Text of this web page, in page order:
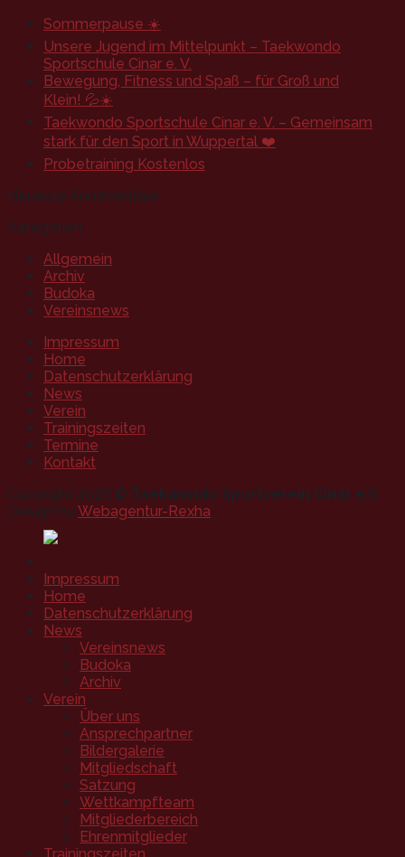
Sommerpause ☀️
Unsere Jugend im Mittelpunkt – Taekwondo
Sportschule Cinar e. V.
Bewegung, Fitness und Spaß – für Groß und
Klein! 💦☀️
Taekwondo Sportschule Cinar e. V. – Gemeinsam
stark für den Sport in Wuppertal ❤️
Probetraining Kostenlos
Neueste Kommentare
Kategorien
Allgemein
Archiv
Budoka
Vereinsnews
Impressum
Home
Datenschutzerklärung
News
Verein
Trainingszeiten
Termine
Kontakt
Copyright 2026 © Taekwondo Sportverein Cinar e.V.
Design byWebagentur-Rexha
Impressum
Home
Datenschutzerklärung
News
Vereinsnews
Budoka
Archiv
Verein
Über uns
Ansprechpartner
Bildergalerie
Mitgliedschaft
Satzung
Wettkampfteam
Mitgliederbereich
Ehrenmitglieder